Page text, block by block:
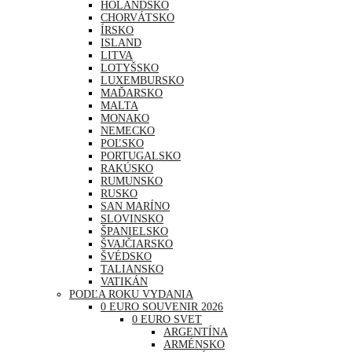
HOLANDSKO
CHORVÁTSKO
ÍRSKO
ISLAND
LITVA
LOTYŠSKO
LUXEMBURSKO
MAĎARSKO
MALTA
MONAKO
NEMECKO
POĽSKO
PORTUGALSKO
RAKÚSKO
RUMUNSKO
RUSKO
SAN MARÍNO
SLOVINSKO
ŠPANIELSKO
ŠVAJČIARSKO
ŠVÉDSKO
TALIANSKO
VATIKÁN
PODĽA ROKU VYDANIA
0 EURO SOUVENIR 2026
0 EURO SVET
ARGENTÍNA
ARMÉNSKO